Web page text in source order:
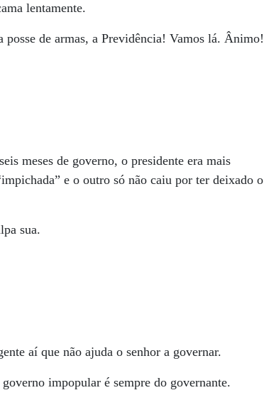
lentamente.
de armas, a Previdência! Vamos lá. Ânimo!
meses de governo, o presidente era mais
e o outro só não caiu por ter deixado o
sua.
aí que não ajuda o senhor a governar.
impopular é sempre do governante.